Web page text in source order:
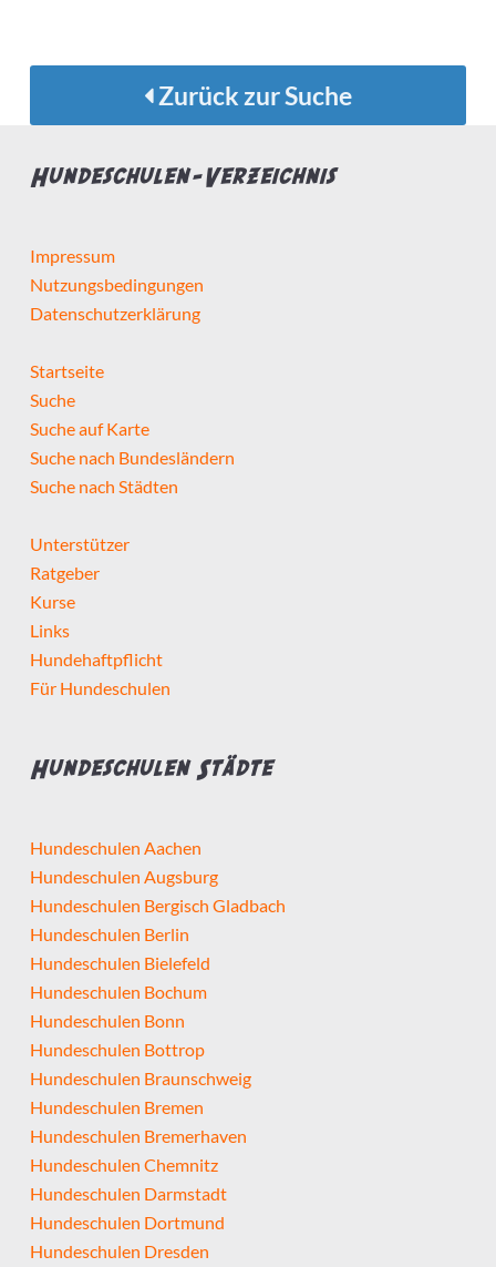
Zurück zur Suche
Hundeschulen-Verzeichnis
Impressum
Nutzungsbedingungen
Datenschutzerklärung
Startseite
Suche
Suche auf Karte
Suche nach Bundesländern
Suche nach Städten
Unterstützer
Ratgeber
Kurse
Links
Hundehaftpflicht
Für Hundeschulen
Hundeschulen Städte
Hundeschulen Aachen
Hundeschulen Augsburg
Hundeschulen Bergisch Gladbach
Hundeschulen Berlin
Hundeschulen Bielefeld
Hundeschulen Bochum
Hundeschulen Bonn
Hundeschulen Bottrop
Hundeschulen Braunschweig
Hundeschulen Bremen
Hundeschulen Bremerhaven
Hundeschulen Chemnitz
Hundeschulen Darmstadt
Hundeschulen Dortmund
Hundeschulen Dresden